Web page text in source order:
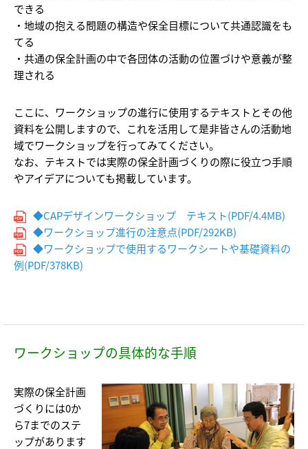
できる
・地域の抱える問題の構造や保全目標について共通認識をも
てる
・共通の保全計画の中で各団体の活動の位置づけや意義が整
理される
ここに、ワークショップの進行に使用するテキストとその他
資料を公開しますので、これを活用して是非皆さんの活動地
域でワークショップを行ってみてください。
なお、テキストでは実際の保全計画づくりの際に役立つ手順
やアイデアについても掲載しています。
◆CAPデザインワークショップ テキスト(PDF/4.4MB)
◆ワークショップ進行の注意点(PDF/292KB)
◆ワークショップで使用するワークシートや基礎資料の
例(PDF/378KB)
ワークショップの具体的な手順
実際の保全計画
づくりには0か
ら7までのステ
ップがあります